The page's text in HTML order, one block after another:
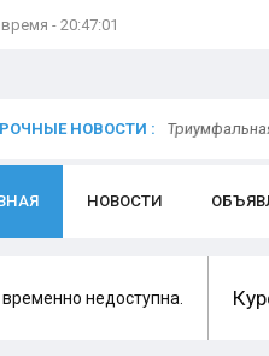
- 20:47:02
НОВОСТИ :
НОВОСТИ
недоступна.